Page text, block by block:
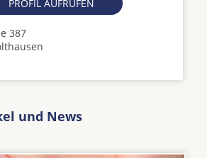
PROFIL AUFRUFEN
387
und News